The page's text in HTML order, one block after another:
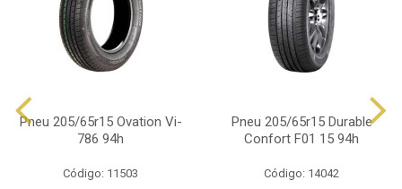
Pneu 205/65r15 Ovation Vi-
786 94h
Código: 11503
Pneu 205/65r15 Durable
Confort F01 15 94h
Código: 14042